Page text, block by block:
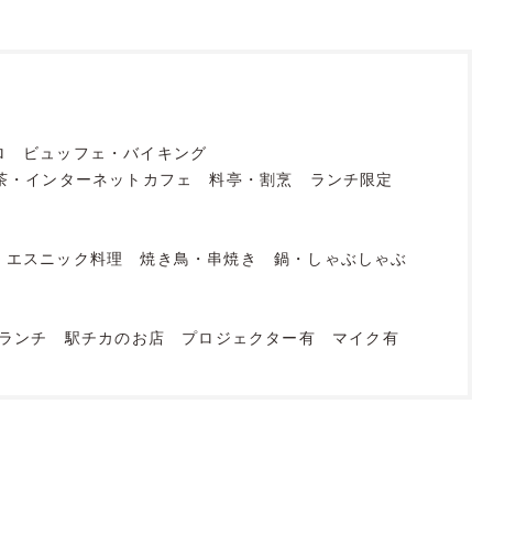
ビュッフェ・バイキング
・インターネットカフェ 料亭・割烹
ランチ限定
エスニック料理 焼き鳥・串焼き
鍋・しゃぶしゃぶ
ランチ 駅チカのお店 プロジェクター有
マイク有